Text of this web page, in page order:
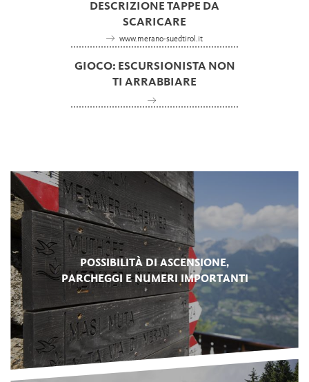
DESCRIZIONE TAPPE DA
SCARICARE
www.merano-suedtirol.it
GIOCO: ESCURSIONISTA NON
TI ARRABBIARE
POSSIBILITÀ DI ASCENSIONE,
PARCHEGGI E NUMERI IMPORTANTI